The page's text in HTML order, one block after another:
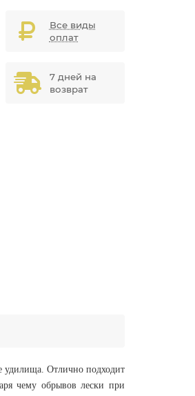
Все виды
оплат
7 дней на
возврат
удилища. Отлично подходит
чему обрывов лески при